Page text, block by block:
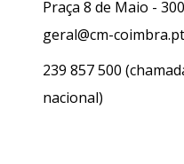
Praça 8 de Maio -
geral@cm-coimbra.pt
239 857 500
nacional)